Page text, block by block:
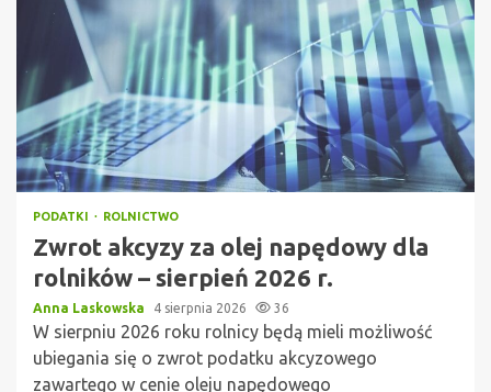
PODATKI ROLNICTWO
Zwrot akcyzy za olej napędowy dla
rolników – sierpień 2026 r.
Anna Laskowska 4 sierpnia 2026 36
W sierpniu 2026 roku rolnicy będą mieli możliwość
ubiegania się o zwrot podatku akcyzowego
zawartego w cenie oleju napędowego